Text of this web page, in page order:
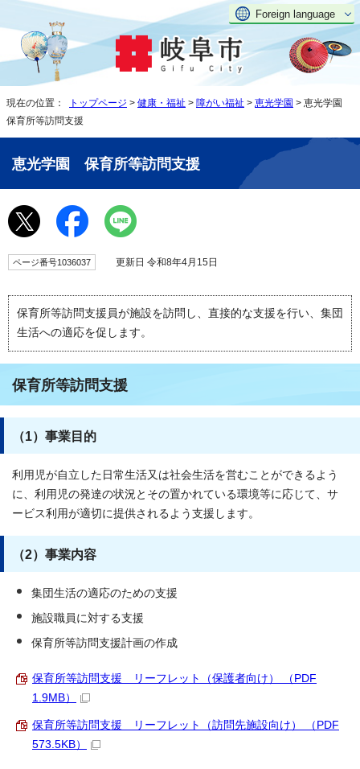
Foreign language
現在の位置： トップページ > 健康・福祉 > 障がい福祉 > 恵光学園 > 恵光学園
保育所等訪問支援
恵光学園 保育所等訪問支援
ページ番号1036037 更新日 令和8年4月15日
保育所等訪問支援員が施設を訪問し、直接的な支援を行い、集団
生活への適応を促します。
保育所等訪問支援
（1）事業目的
利用児が自立した日常生活又は社会生活を営むことができるよう
に、利用児の発達の状況とその置かれている環境等に応じて、サ
ービス利用が適切に提供されるよう支援します。
（2）事業内容
集団生活の適応のための支援
施設職員に対する支援
保育所等訪問支援計画の作成
保育所等訪問支援 リーフレット（保護者向け） （PDF
1.9MB）
保育所等訪問支援 リーフレット（訪問先施設向け） （PDF
573.5KB）